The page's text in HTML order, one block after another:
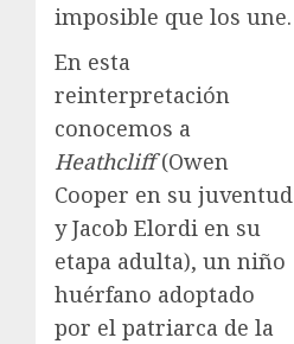
imposible que los une.
En esta
reinterpretación
conocemos a
Heathcliff(Owen
Cooper en su juventud
y Jacob Elordi en su
etapa adulta), un niño
huérfano adoptado
por el patriarca de la